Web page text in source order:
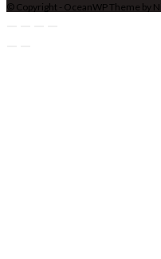
© Copyright - OceanWP Theme by